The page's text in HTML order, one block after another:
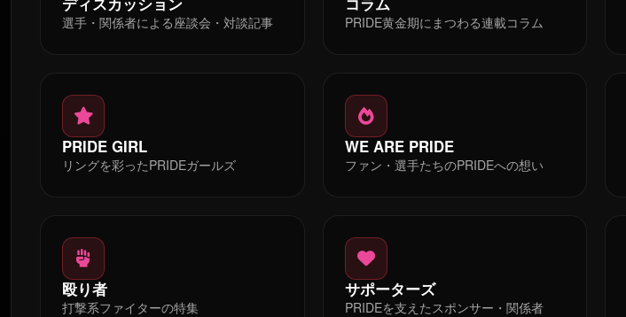
選手・関係者による座談会・対談記事 PRIDE黄金期にまつわる連載コラム
PRIDE GIRL
リングを彩ったPRIDEガールズ
WE ARE PRIDE
ファン・選手たちのPRIDEへの想い
殴り者
打撃系ファイターの特集
サポーターズ
PRIDEを支えたスポンサー・関係者